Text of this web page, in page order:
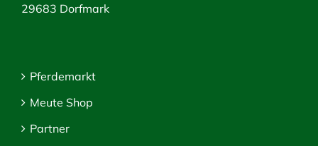
29683 Dorfmark
Pferdemarkt
Meute Shop
Partner